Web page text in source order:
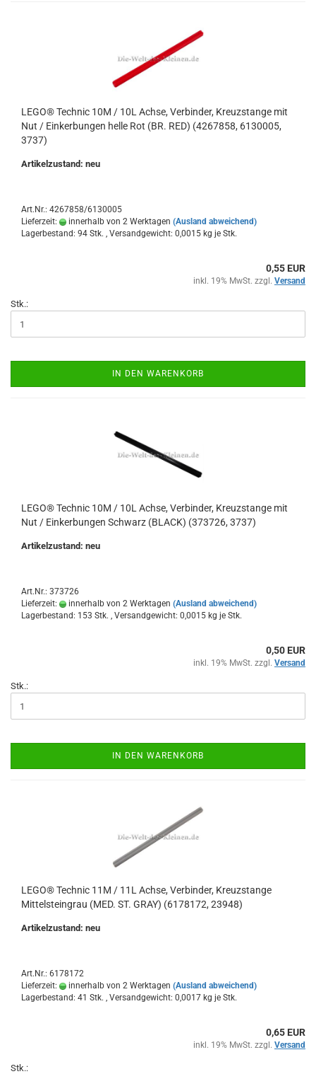
LEGO® Technic 10M / 10L Achse, Verbinder, Kreuzstange mit
Nut / Einkerbungen helle Rot (BR. RED) (4267858, 6130005,
3737)
Artikelzustand: neu
Art.Nr.: 4267858/6130005
Lieferzeit:
innerhalb von 2 Werktagen (Ausland abweichend)
Lagerbestand: 94 Stk. , Versandgewicht: 0,0015 kg je Stk.
0,55 EUR
inkl. 19% MwSt. zzgl. Versand
Stk.:
IN DEN WARENKORB
LEGO® Technic 10M / 10L Achse, Verbinder, Kreuzstange mit
Nut / Einkerbungen Schwarz (BLACK) (373726, 3737)
Artikelzustand: neu
Art.Nr.: 373726
Lieferzeit:
innerhalb von 2 Werktagen (Ausland abweichend)
Lagerbestand: 153 Stk. , Versandgewicht: 0,0015 kg je Stk.
0,50 EUR
inkl. 19% MwSt. zzgl. Versand
Stk.:
IN DEN WARENKORB
LEGO® Technic 11M / 11L Achse, Verbinder, Kreuzstange
Mittelsteingrau (MED. ST. GRAY) (6178172, 23948)
Artikelzustand: neu
Art.Nr.: 6178172
Lieferzeit:
innerhalb von 2 Werktagen (Ausland abweichend)
Lagerbestand: 41 Stk. , Versandgewicht: 0,0017 kg je Stk.
0,65 EUR
inkl. 19% MwSt. zzgl. Versand
Stk.: